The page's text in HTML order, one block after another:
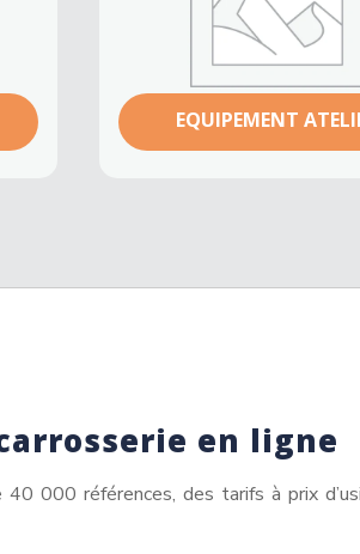
EQUIPEMENT
en ligne
000 références, des tarifs à prix